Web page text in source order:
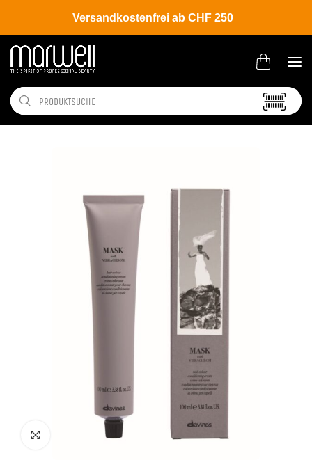
Versandkostenfrei ab CHF 250
Shop Brands Davines Colour